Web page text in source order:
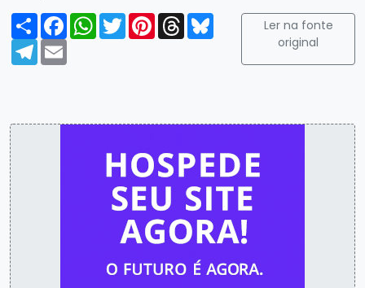
Compartilhar
FacebookWhatsApp
TwitterPinterest
ThreadsBluesky
Telegram
Email
Ler na fonte
original